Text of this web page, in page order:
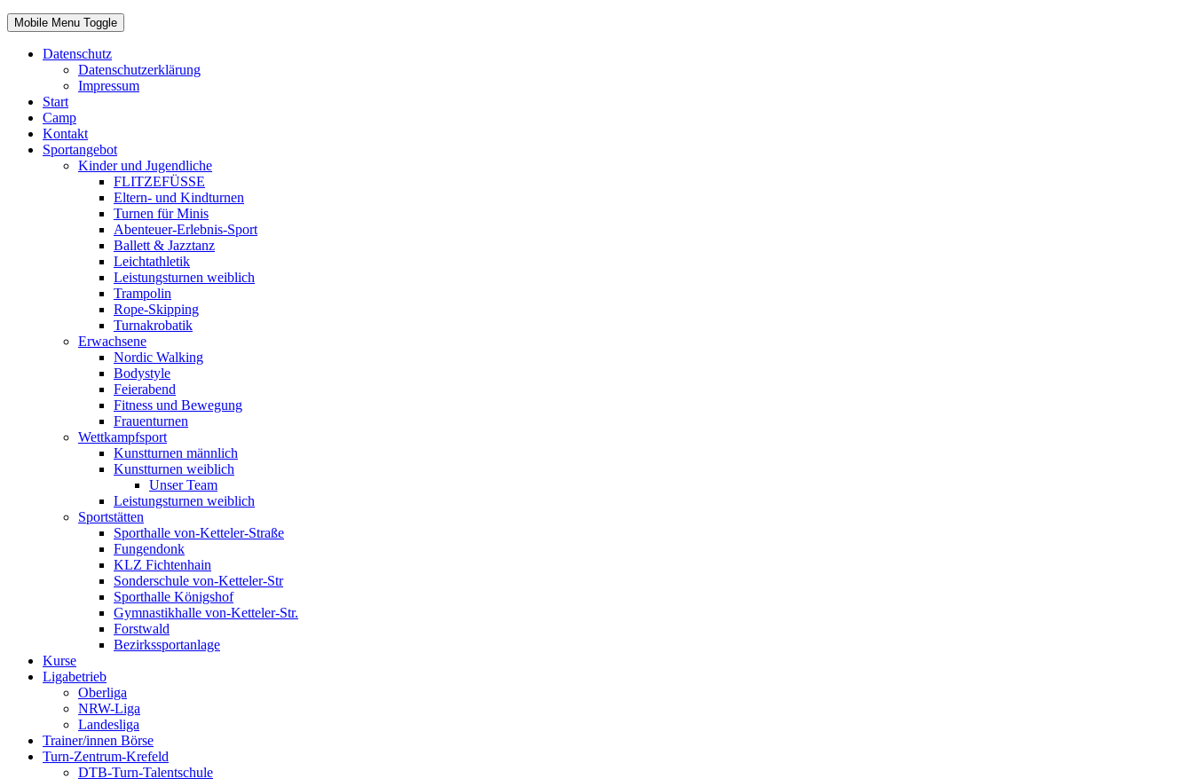
Mobile Menu Toggle
Datenschutz
Datenschutzerklärung
Impressum
Start
Camp
Kontakt
Sportangebot
Kinder und Jugendliche
FLITZEFÜSSE
Eltern- und Kindturnen
Turnen für Minis
Abenteuer-Erlebnis-Sport
Ballett & Jazztanz
Leichtathletik
Leistungsturnen weiblich
Trampolin
Rope-Skipping
Turnakrobatik
Erwachsene
Nordic Walking
Bodystyle
Feierabend
Fitness und Bewegung
Frauenturnen
Wettkampfsport
Kunstturnen männlich
Kunstturnen weiblich
Unser Team
Leistungsturnen weiblich
Sportstätten
Sporthalle von-Ketteler-Straße
Fungendonk
KLZ Fichtenhain
Sonderschule von-Ketteler-Str
Sporthalle Königshof
Gymnastikhalle von-Ketteler-Str.
Forstwald
Bezirkssportanlage
Kurse
Ligabetrieb
Oberliga
NRW-Liga
Landesliga
Trainer/innen Börse
Turn-Zentrum-Krefeld
DTB-Turn-Talentschule